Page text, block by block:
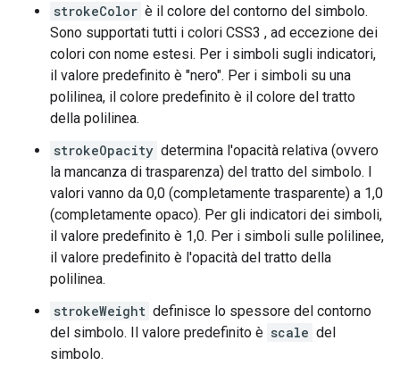
strokeColor è il colore del contorno del simbolo.
Sono supportati tutti i colori CSS3 , ad eccezione dei
colori con nome estesi. Per i simboli sugli indicatori,
il valore predefinito è "nero". Per i simboli su una
polilinea, il colore predefinito è il colore del tratto
della polilinea.
strokeOpacity determina l'opacità relativa (ovvero
la mancanza di trasparenza) del tratto del simbolo. I
valori vanno da 0,0 (completamente trasparente) a 1,0
(completamente opaco). Per gli indicatori dei simboli,
il valore predefinito è 1,0. Per i simboli sulle polilinee,
il valore predefinito è l'opacità del tratto della
polilinea.
strokeWeight definisce lo spessore del contorno
del simbolo. Il valore predefinito è scale del
simbolo.